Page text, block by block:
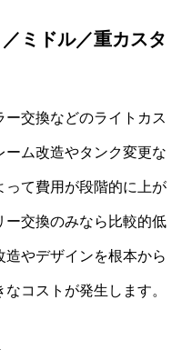
ミドル／重カスタ
交換などのライトカス
ーム改造やタンク変更な
って費用が段階的に上が
ー交換のみなら比較的低
造やデザインを根本から
コストが発生します。